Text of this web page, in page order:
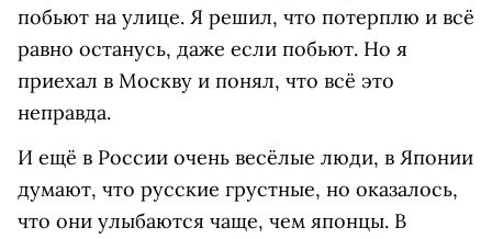
побьют на улице. Я решил, что потерплю и всё
равно останусь, даже если побьют. Но я
приехал в Москву и понял, что всё это
неправда.
И ещё в России очень весёлые люди, в Японии
думают, что русские грустные, но оказалось,
что они улыбаются чаще, чем японцы. В